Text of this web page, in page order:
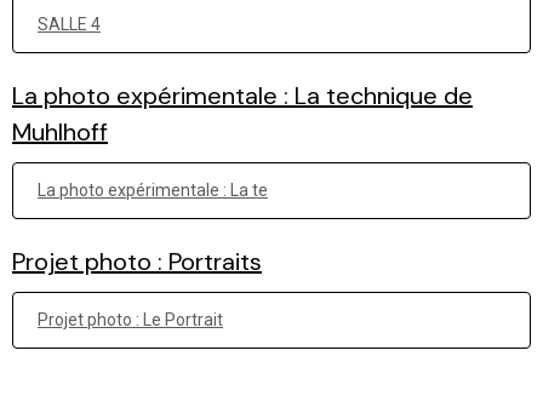
SALLE 4
La photo expérimentale : La technique de
Muhlhoff
La photo expérimentale : La te
Projet photo : Portraits
Projet photo : Le Portrait